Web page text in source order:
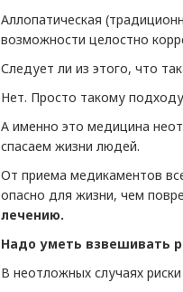
Аллопатическая
возможности целостно
Следует ли из этого, что
Нет. Просто такому
А именно это медицина
спасаем жизни людей.
От приема медикаментов
опасно для жизни, чем
лечению.
Надо уметь взвешивать
В неотложных случаях